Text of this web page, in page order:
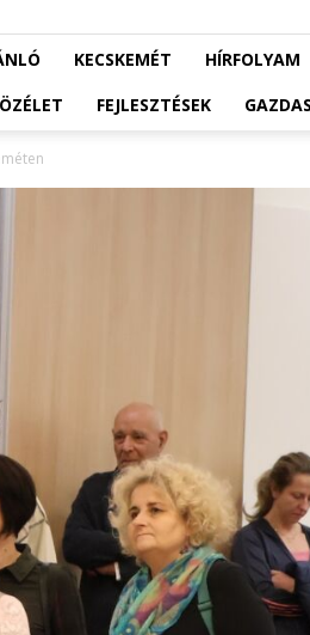
KECSKEMÉT
HÍRFOLYAM
FEJLESZTÉSEK